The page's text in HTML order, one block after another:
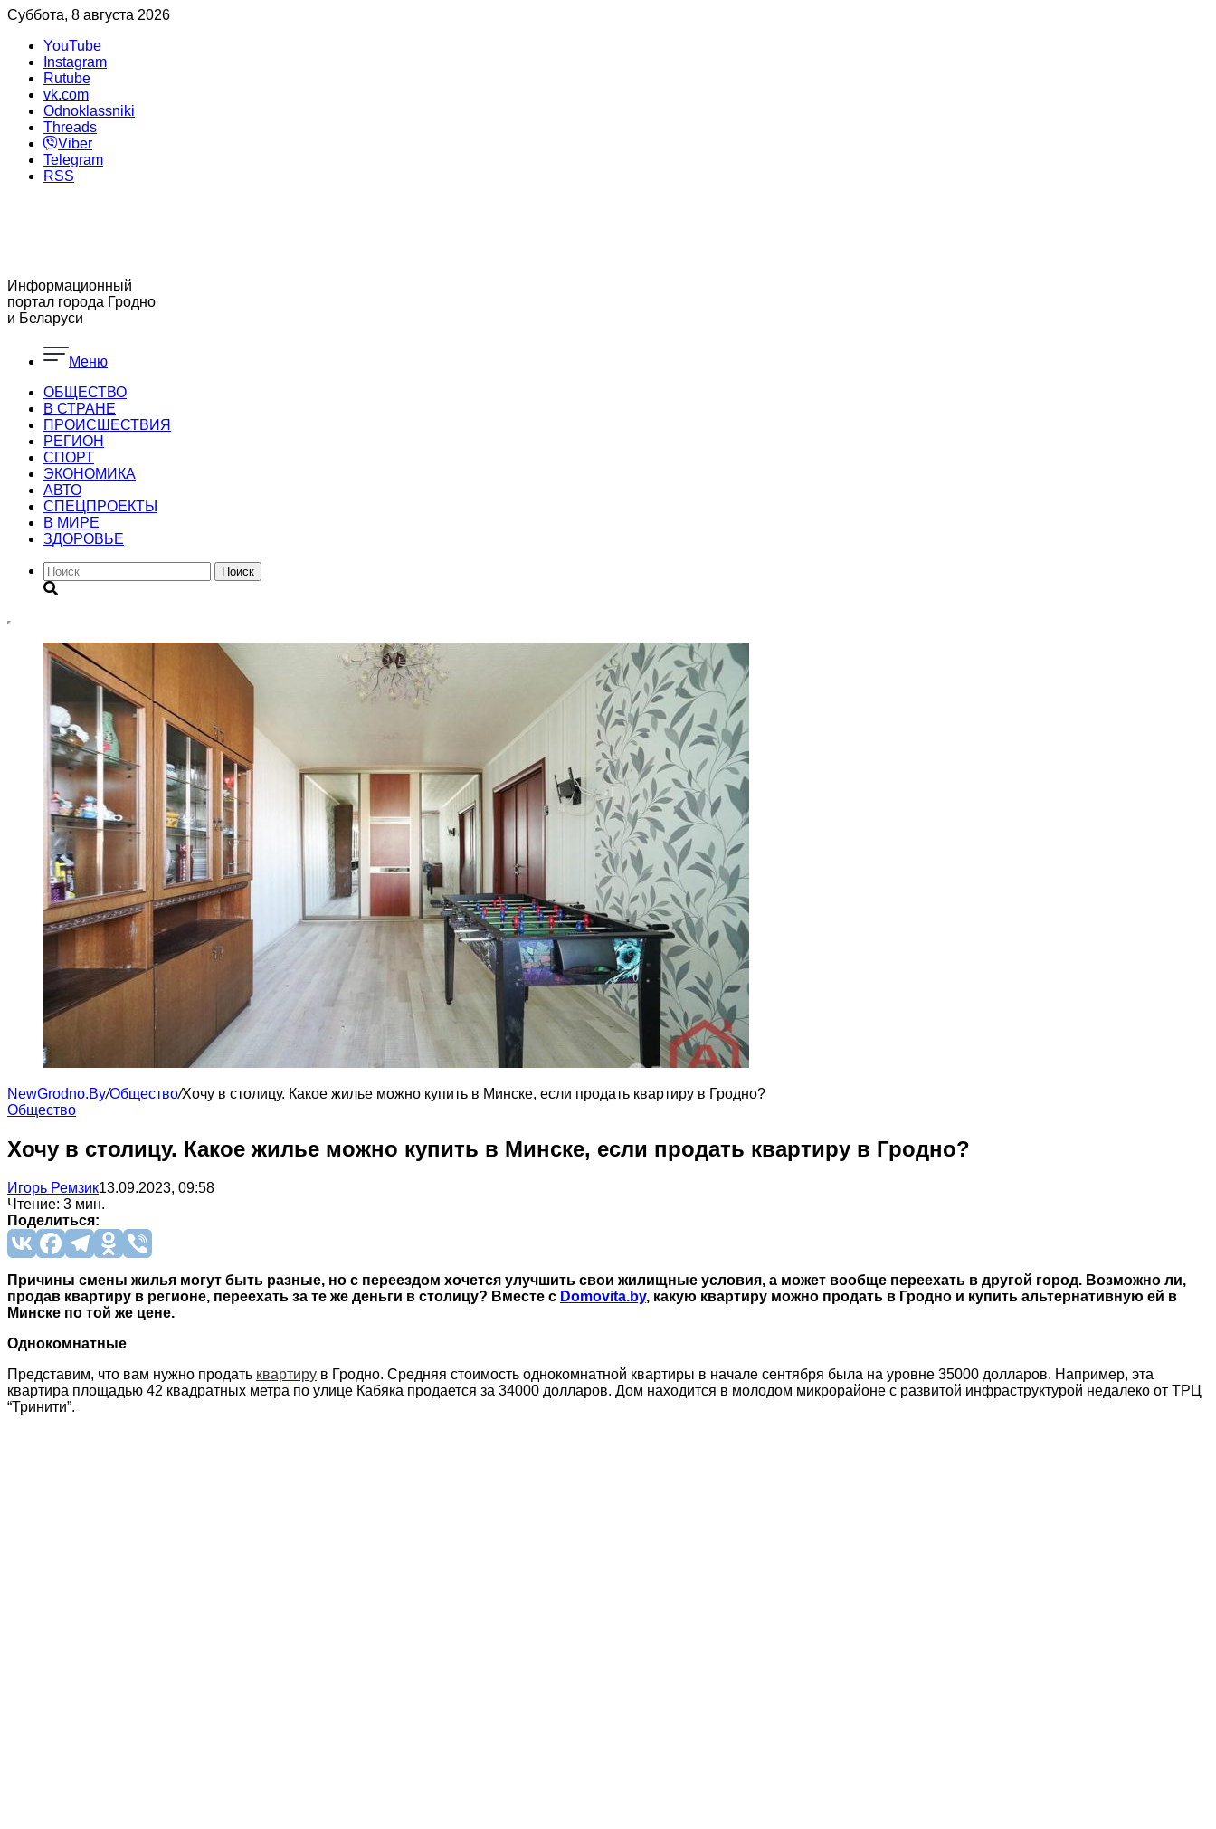
Суббота, 8 августа 2026
YouTube
Instagram
Rutube
vk.com
Odnoklassniki
Threads
Viber
Telegram
RSS
Информационный
портал города Гродно
и Беларуси
Меню
ОБЩЕСТВО
В СТРАНЕ
ПРОИСШЕСТВИЯ
РЕГИОН
CПОРТ
ЭКОНОМИКА
АВТО
СПЕЦПРОЕКТЫ
В МИРЕ
ЗДОРОВЬЕ
Поиск
NewGrodno.By/Общество/Хочу в столицу. Какое жилье можно купить в Минске, если продать квартиру в Гродно?
Общество
Хочу в столицу. Какое жилье можно купить в Минске, если продать квартиру в Гродно?
Игорь Ремзик13.09.2023, 09:58
Чтение: 3 мин.
Поделиться:
Причины смены жилья могут быть разные, но с переездом хочется улучшить свои жилищные условия, а может вообще переехать в другой город. Возможно ли,
продав квартиру в регионе, переехать за те же деньги в столицу? Вместе с Domovita.by, какую квартиру можно продать в Гродно и купить альтернативную ей в
Минске по той же цене.
Однокомнатные
Представим, что вам нужно продать квартиру в Гродно. Средняя стоимость однокомнатной квартиры в начале сентября была на уровне 35000 долларов. Например, эта
квартира площадью 42 квадратных метра по улице Кабяка продается за 34000 долларов. Дом находится в молодом микрорайоне с развитой инфраструктурой недалеко от ТРЦ
“Тринити”.